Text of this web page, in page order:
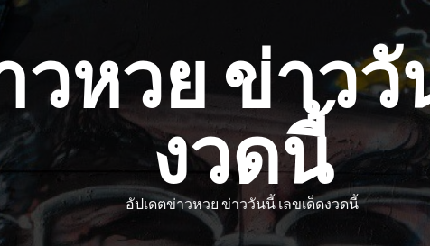
หวย ข่าววั
งวดนี้
อัปเดตข่าวหวย ข่าววันนี้ เลขเด็ดงวดนี้